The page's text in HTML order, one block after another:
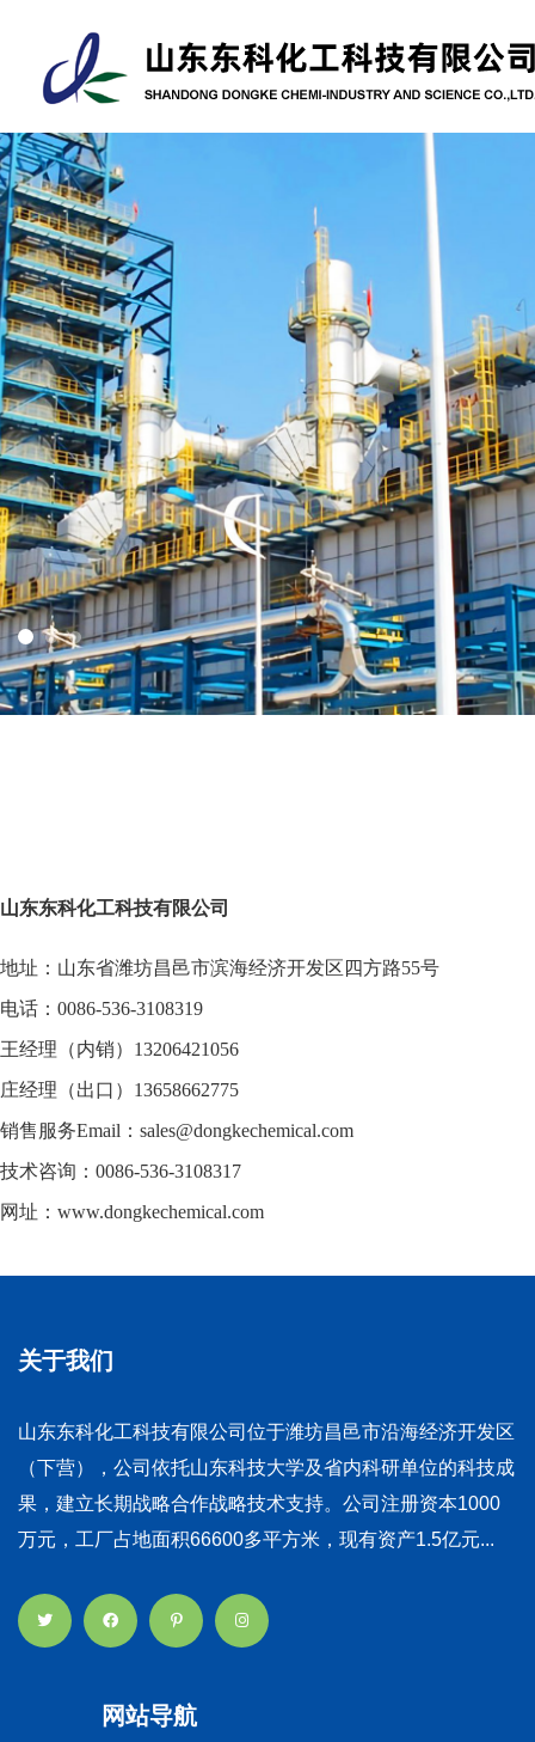
山东东科化工科技有限公司
地址：山东省潍坊昌邑市滨海经济开发区四方路55号
电话：0086-536-3108319
王经理（内销）13206421056
庄经理（出口）13658662775
销售服务Email：sales@dongkechemical.com
技术咨询：0086-536-3108317
网址：www.dongkechemical.com
关于我们
山东东科化工科技有限公司位于潍坊昌邑市沿海经济开发区
（下营），公司依托山东科技大学及省内科研单位的科技成
果，建立长期战略合作战略技术支持。公司注册资本1000
万元，工厂占地面积66600多平方米，现有资产1.5亿元...
网站导航